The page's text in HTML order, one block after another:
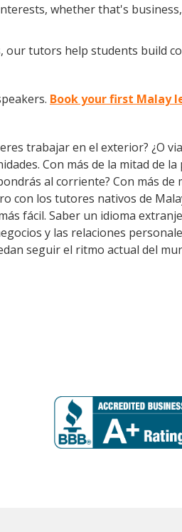
whether that's
our tutors help students build
Book your first Malay
trabajar en el exterior? ¿O
Con más de la mitad de
al corriente? Con más
con los tutores nativos de
fácil. Saber un idioma
y las relaciones
seguir el ritmo actual del